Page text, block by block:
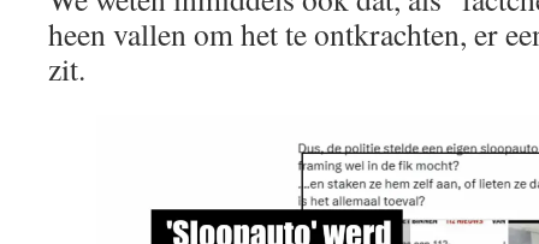
heen vallen om het te ontkrachten, er
zit.